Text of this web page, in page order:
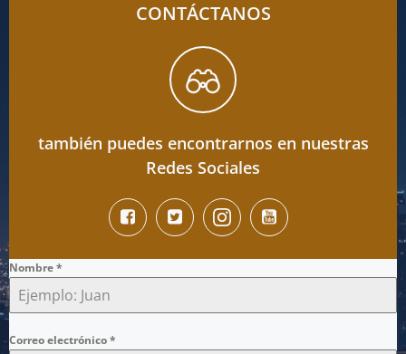
CONTÁCTANOS
también puedes encontrarnos en nuestras
Redes Sociales
Nombre*
Correo electrónico*